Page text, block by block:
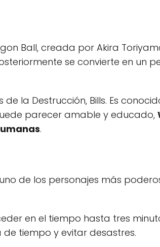
Ball, creada por Akira
se convierte en un
la Destrucción, Bills. Es
parecer amable y educado,
.
de los personajes más
en el tiempo hasta tres
tiempo y evitar desastres.